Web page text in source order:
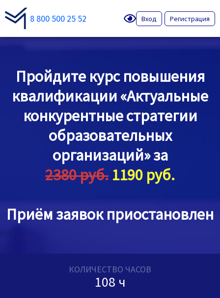
8 800 500 25 52 Вход Регистрация
Пройдите курс повышения
квалификации «Актуальные
конкурентные стратегии
образовательных
организаций» за
2380 руб. 1190 руб.
Приём заявок приостановлен
КОЛИЧЕСТВО ЧАСОВ
108 ч